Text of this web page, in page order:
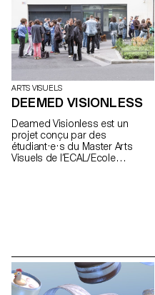
les produits en fractions pures.
ARTS VISUELS
DEEMED VISIONLESS
Deamed Visionless est un
projet conçu par des
étudiant·e·s du Master Arts
Visuels de l’ECAL/Ecole